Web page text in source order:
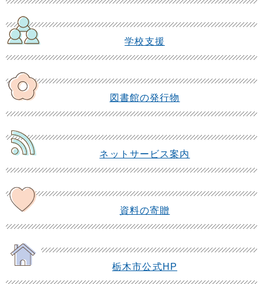
学校支援
図書館の発行物
ネットサービス案内
資料の寄贈
栃木市公式HP